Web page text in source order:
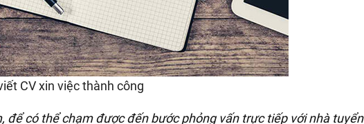
CV xin việc thành công
để có thể chạm được đến bước phỏng vấn trực tiếp với nhà tuyển